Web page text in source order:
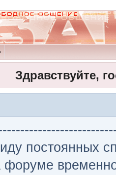
Здравствуйте,
постоянных
форуме